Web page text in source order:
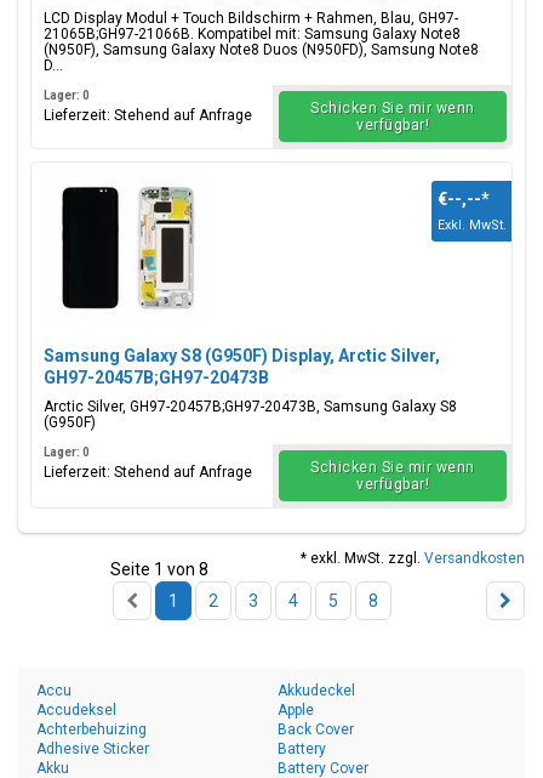
21066B
LCD Display Modul + Touch Bildschirm + Rahmen, Blau, GH97-
21065B;GH97-21066B. Kompatibel mit: Samsung Galaxy Note8
(N950F), Samsung Galaxy Note8 Duos (N950FD), Samsung Note8
D...
Lager: 0
Lieferzeit: Stehend auf Anfrage
Schicken Sie mir wenn
verfügbar!
Samsung Galaxy S8 (G950F) Display, Arctic Silver,
GH97-20457B;GH97-20473B
Arctic Silver, GH97-20457B;GH97-20473B, Samsung Galaxy S8
(G950F)
€--,--*
Exkl. MwSt.
Lager: 0
Lieferzeit: Stehend auf Anfrage
Schicken Sie mir wenn
verfügbar!
* exkl. MwSt. zzgl. Versandkosten
Seite 1 von 8
1
2 3 4 5 8
Accu
Accudeksel
Achterbehuizing
Adhesive Sticker
Akku
Akkudeckel
Apple
Back Cover
Battery
Battery Cover